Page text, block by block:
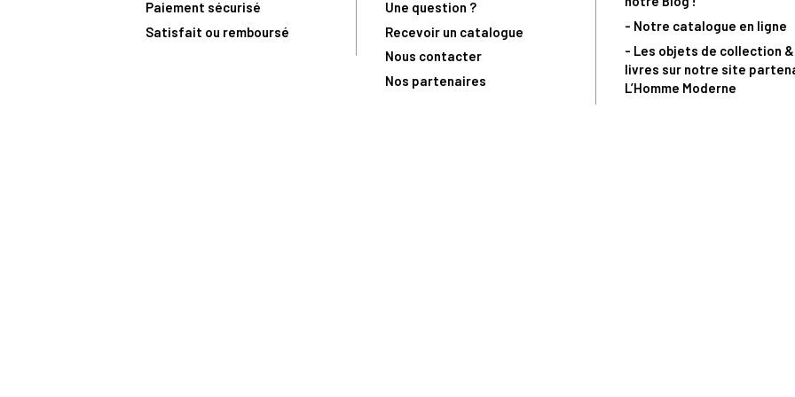
Paiement sécurisé
Satisfait ou remboursé
Une question ?
Recevoir un catalogue
Nous contacter
Nos partenaires
- Notre catalogue en ligne
- Les objets de collection
livres sur notre site
L’Homme Moderne